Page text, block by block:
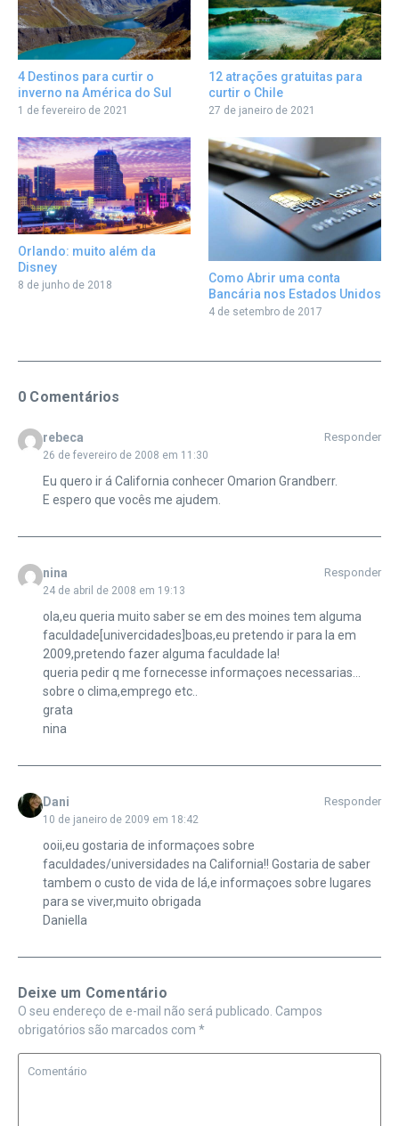
4 Destinos para curtir o
inverno na América do Sul
1 de fevereiro de 2021
12 atrações gratuitas para
curtir o Chile
27 de janeiro de 2021
Orlando: muito além da
Disney
8 de junho de 2018
Como Abrir uma conta
Bancária nos Estados Unidos
4 de setembro de 2017
0 Comentários
rebeca
26 de fevereiro de 2008 em 11:30
Responder
Eu quero ir á California conhecer Omarion Grandberr.
E espero que vocês me ajudem.
nina
24 de abril de 2008 em 19:13
Responder
ola,eu queria muito saber se em des moines tem alguma
faculdade[univercidades]boas,eu pretendo ir para la em
2009,pretendo fazer alguma faculdade la!
queria pedir q me fornecesse informaçoes necessarias…
sobre o clima,emprego etc..
grata
nina
Dani
10 de janeiro de 2009 em 18:42
Responder
ooii,eu gostaria de informaçoes sobre
faculdades/universidades na California!! Gostaria de saber
tambem o custo de vida de lá,e informaçoes sobre lugares
para se viver,muito obrigada
Daniella
Deixe um Comentário
O seu endereço de e-mail não será publicado. Campos
obrigatórios são marcados com *